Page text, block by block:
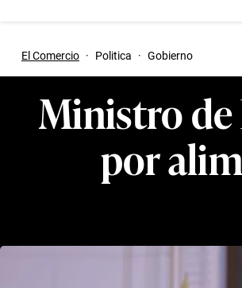
El Comercio · Politica · Gobierno
Ministro de
por